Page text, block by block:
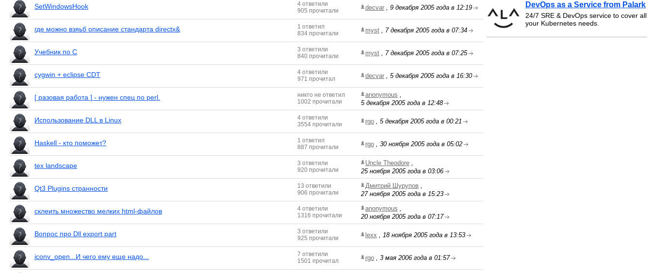
SetWindowsHook
4 ответили
905 прочитали
decvar , 9 декабря 2005 года в 12:19
где можно взяьб описание стандарта directx&
1 ответил
834 прочитали
myst , 7 декабря 2005 года в 07:34
Учебник по C
3 ответили
840 прочитали
myst , 7 декабря 2005 года в 07:25
cygwin + eclipse CDT
4 ответили
971 прочитал
decvar , 5 декабря 2005 года в 16:30
[ разовая работа ] - нужен спец по perl.
никто не ответил
1002 прочитали
anonymous ,
5 декабря 2005 года в 12:48
Использование DLL в Linux
4 ответили
3554 прочитали
rgo , 5 декабря 2005 года в 00:21
Haskell - кто поможет?
1 ответил
887 прочитали
rgo , 30 ноября 2005 года в 05:02
tex landscape
3 ответили
920 прочитали
Uncle Theodore ,
25 ноября 2005 года в 03:06
Qt3 Plugins странности
13 ответили
906 прочитали
Дмитрий Шурупов ,
27 ноября 2005 года в 15:23
склеить множество мелких html-файлов
4 ответили
1316 прочитали
anonymous ,
20 ноября 2005 года в 07:17
Вопрос про Dll export part
3 ответили
925 прочитали
lexx , 18 ноября 2005 года в 13:53
iconv_open...И чего ему еще надо...
7 ответили
1501 прочитал
rgo , 3 мая 2006 года в 01:57
DevOps as a Service from Palark
24/7 SRE & DevOps service to cover all
your Kubernetes needs.